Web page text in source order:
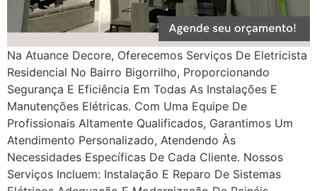
Na Atuance Decore, Oferecemos Serviços De Eletricista
Residencial No Bairro Bigorrilho, Proporcionando
Segurança E Eficiência Em Todas As Instalações E
Manutenções Elétricas. Com Uma Equipe De
Profissionais Altamente Qualificados, Garantimos Um
Atendimento Personalizado, Atendendo Às
Necessidades Específicas De Cada Cliente. Nossos
Serviços Incluem: Instalação E Reparo De Sistemas